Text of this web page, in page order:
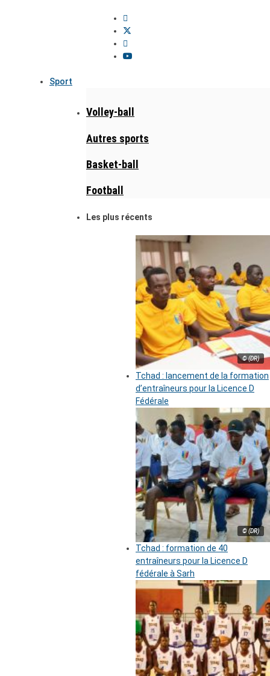
Sport
Volley-ball
Autres sports
Basket-ball
Football
Les plus récents
© (DR)
Tchad : lancement de la formation
d’entraîneurs pour la Licence D
Fédérale
© (DR)
Tchad : formation de 40
entraîneurs pour la Licence D
fédérale à Sarh